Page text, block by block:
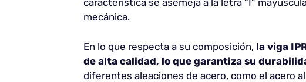
característica se asemeja a la letra “I”
mecánica.
En lo que respecta a su composición, la viga
de alta calidad, lo que garantiza su
diferentes aleaciones de acero, como el acero